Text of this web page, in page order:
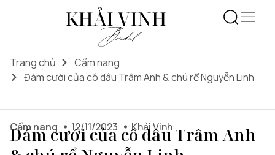
Trang chủ
Cẩm nang
Đám cưới của cô dâu Trâm Anh & chú rể Nguyễn Linh
Cẩm nang 12/11/2023 Khải Vinh
Đám cưới của cô dâu Trâm Anh